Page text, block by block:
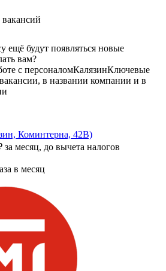
ещё будут появляться новые
вам?
с персоналомКалязинКлючевые
в названии компании и в
Коминтерна, 42В)
за месяц, до вычета налогов
в месяц